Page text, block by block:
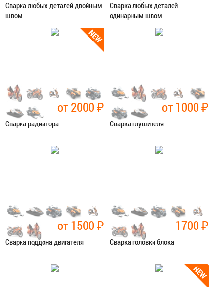
Сварка любых деталей двойным
швом
Сварочные работы
Сварка любых деталей
одинарным швом
Сварочные работы
от 2000₽
Сварка радиатора
Сварочные работы
от 1000₽
Сварка глушителя
Сварочные работы
от 1500₽
Сварка поддона двигателя
Сварочные работы
1700₽
Сварка головки блока
Сварочные работы